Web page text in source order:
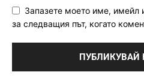
Запазете моето име, имейл
за следващия път, когато